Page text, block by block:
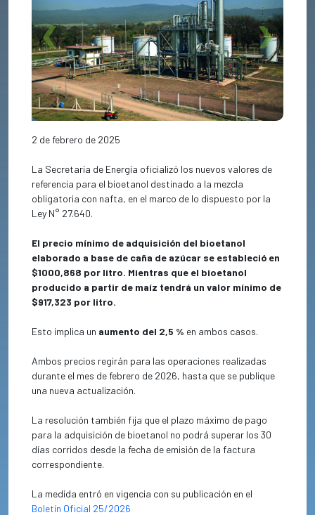
Previous Next
2 de febrero de 2025
La Secretaría de Energía oficializó los nuevos valores de
referencia para el bioetanol destinado a la mezcla
obligatoria con nafta, en el marco de lo dispuesto por la
Ley N° 27.640.
El precio mínimo de adquisición del bioetanol
elaborado a base de caña de azúcar se estableció en
$1000,868 por litro. Mientras que el bioetanol
producido a partir de maíz tendrá un valor mínimo de
$917,323 por litro.
Esto implica un aumento del 2,5 % en ambos casos.
Ambos precios regirán para las operaciones realizadas
durante el mes de febrero de 2026, hasta que se publique
una nueva actualización.
La resolución también fija que el plazo máximo de pago
para la adquisición de bioetanol no podrá superar los 30
días corridos desde la fecha de emisión de la factura
correspondiente.
La medida entró en vigencia con su publicación en el
Boletín Oficial 25/2026